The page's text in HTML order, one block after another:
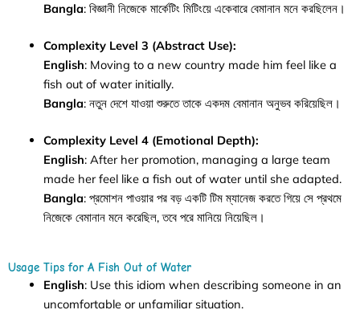
Bangla: বিজ্ঞানী নিজেকে মার্কেটিং মিটিংয়ে একেবারে বেমানান মনে করছিলেন।
Complexity Level 3 (Abstract Use):
English: Moving to a new country made him feel like a
fish out of water initially.
Bangla: নতুন দেশে যাওয়া শুরুতে তাকে একদম বেমানান অনুভব করিয়েছিল।
Complexity Level 4 (Emotional Depth):
English: After her promotion, managing a large team
made her feel like a fish out of water until she adapted.
Bangla: প্রমোশন পাওয়ার পর বড় একটি টিম ম্যানেজ করতে গিয়ে সে প্রথমে
নিজেকে বেমানান মনে করেছিল, তবে পরে মানিয়ে নিয়েছিল।
Usage Tips for A Fish Out of Water
English: Use this idiom when describing someone in an
uncomfortable or unfamiliar situation.